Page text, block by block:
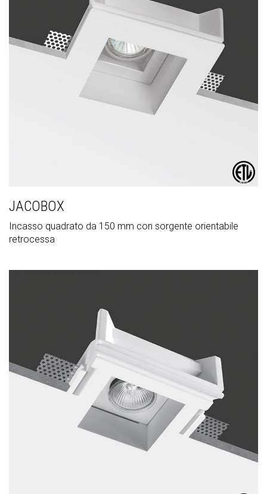
JACOBOX
Incasso quadrato da 150 mm con sorgente orientabile
retrocessa